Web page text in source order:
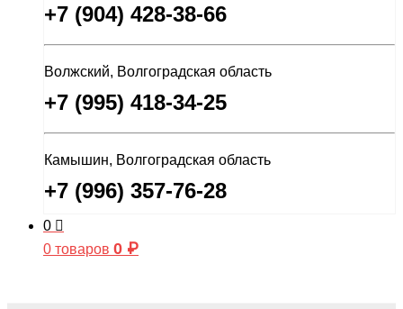
+7 (904) 428-38-66
Волжский, Волгоградская область
+7 (995) 418-34-25
Камышин, Волгоградская область
+7 (996) 357-76-28
0
0 товаров 0 ₽